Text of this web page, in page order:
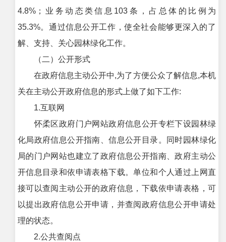
4.8%；业务动态类信息103条，占总体的比例为
35.3%。通过信息公开工作，使全社会能够更深入的了
解、支持、关心园林绿化工作。
（二）公开形式
在政府信息主动公开中,为了方便公众了解信息,本机
关在主动公开政府信息的形式上做了如下工作:
1.互联网
怀柔区政府门户网站政府信息公开专栏下设园林绿
化局政府信息公开指南、信息公开目录。同时园林绿化
局的门户网站也建立了政府信息公开指南、政府主动公
开信息目录和依申请表格下载。单位和个人通过上网直
接可以查阅主动公开的政府信息，下载依申请表格，可
以提出政府信息公开申请，并查阅政府信息公开申请处
理的状态。
2.公共查阅点